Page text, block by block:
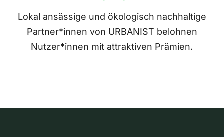
Lokal ansässige und ökologisch nachhaltige
Partner*innen von URBANIST belohnen
Nutzer*innen mit attraktiven Prämien.